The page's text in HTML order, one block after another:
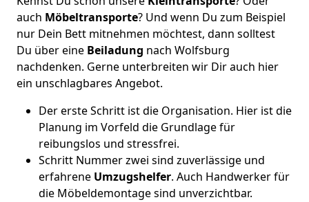
auch Möbeltransporte? Und wenn Du zum Beispiel
nur Dein Bett mitnehmen möchtest, dann solltest
Du über eine Beiladung nach Wolfsburg
nachdenken. Gerne unterbreiten wir Dir auch hier
ein unschlagbares Angebot.
Der erste Schritt ist die Organisation. Hier ist die
Planung im Vorfeld die Grundlage für
reibungslos und stressfrei.
Schritt Nummer zwei sind zuverlässige und
erfahrene Umzugshelfer. Auch Handwerker für
die Möbeldemontage sind unverzichtbar.